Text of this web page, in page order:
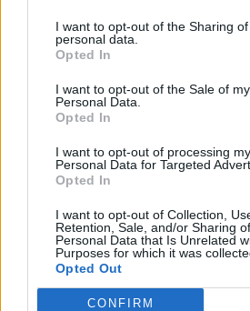
I want to opt-out of the Sharing
personal data.
Opted In
I want to opt-out of the Sale of my
Personal Data.
Opted In
I want to opt-out of processing my
Personal Data for Targeted
Opted In
I want to opt-out of Collection,
Retention, Sale, and/or Sharing
Personal Data that Is Unrelated
Purposes for which it was
Opted Out
CONFIRM
Tutti i documenti e
Documenti più richiesti
Visure Camerali - Società di
€ 5,39 IVA inclusa